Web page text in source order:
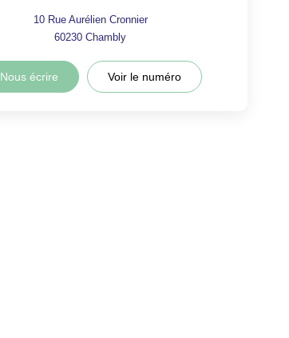
10 Rue Aurélien Cronnier
60230Chambly
Nous écrire Voir le numéro